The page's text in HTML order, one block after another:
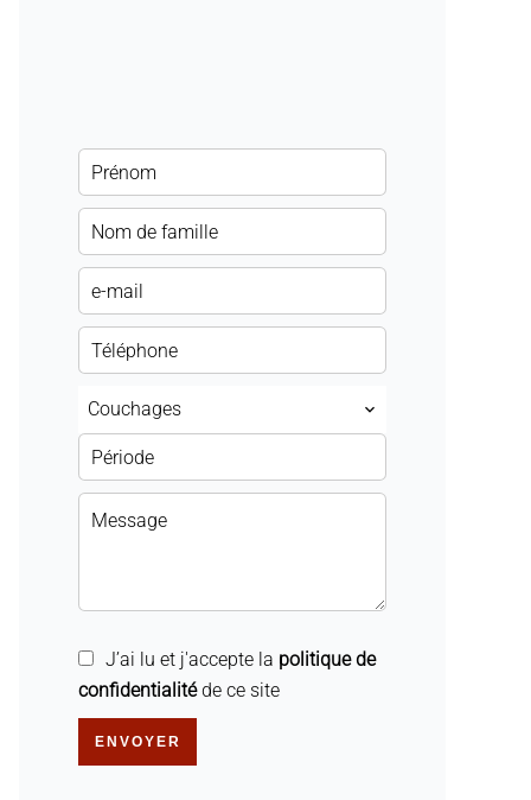
Couchages
J’ai lu et j'accepte la politique de
confidentialitéde ce site
ENVOYER